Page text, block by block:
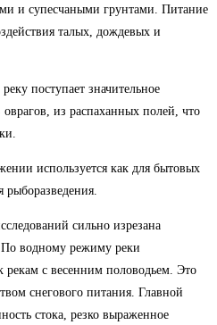
и супесчаными грунтами. Питание
талых, дождевых и
поступает значительное
из распаханных полей, что
используется как для бытовых
рыборазведения.
сильно изрезана
водному режиму реки
рекам с весенним половодьем. Это
снегового питания. Главной
стока, резко выраженное